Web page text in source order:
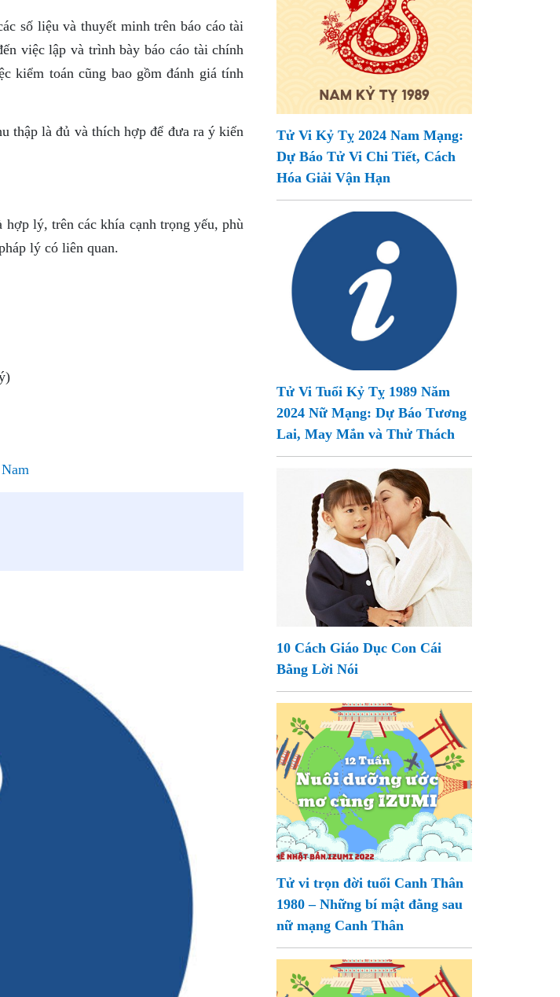
số liệu và thuyết minh trên báo cáo tài
việc lập và trình bày báo cáo tài chính
kiểm toán cũng bao gồm đánh giá tính
thập là đủ và thích hợp để đưa ra ý kiến
lý, trên các khía cạnh trọng yếu, phù
lý có liên quan.
Tử Vi Kỷ Tỵ 2024 Nam Mạng:
Dự Báo Tử Vi Chi Tiết, Cách
Hóa Giải Vận Hạn
Tử Vi Tuổi Kỷ Tỵ 1989 Năm
2024 Nữ Mạng: Dự Báo Tương
Lai, May Mắn và Thử Thách
10 Cách Giáo Dục Con Cái
Bằng Lời Nói
Tử vi trọn đời tuổi Canh Thân
1980 – Những bí mật đằng sau
nữ mạng Canh Thân